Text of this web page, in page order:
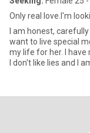
Only real love.I'm
I am honest,
want to live special
my life for her. I have
I don't like lies and I